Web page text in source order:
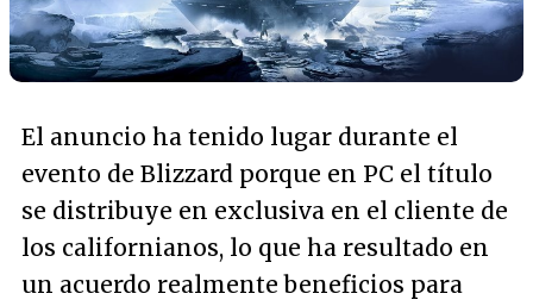
El anuncio ha tenido lugar durante el
evento de Blizzard porque en PC el título
se distribuye en exclusiva en el cliente de
los californianos, lo que ha resultado en
un acuerdo realmente beneficios para